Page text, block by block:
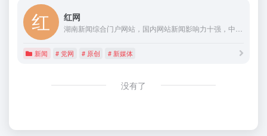
红网
新闻 # 党网 # 原创 # 新媒体
没有了